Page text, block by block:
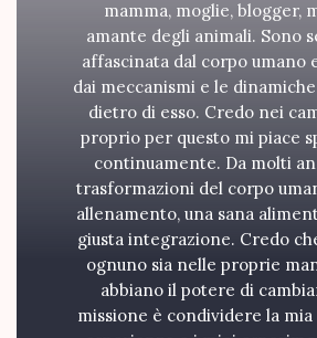
mamma, moglie, blogger,
amante degli animali. Sono
affascinata dal corpo umano
dai meccanismi e le
dietro di esso. Credo nei
proprio per questo mi piace
continuamente. Da molti
trasformazioni del corpo
allenamento, una sana
giusta integrazione. Credo
ognuno sia nelle proprie
abbiano il potere di
missione è condividere la